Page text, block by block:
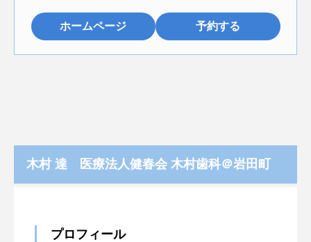
ホームページ 予約する
木村 達 医療法人健春会 木村歯科＠岩田町
プロフィール